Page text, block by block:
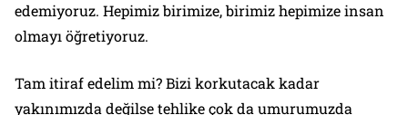
edemiyoruz. Hepimiz birimize, birimiz hepimize insan
olmayı öğretiyoruz.
Tam itiraf edelim mi? Bizi korkutacak kadar
yakınımızda değilse tehlike çok da umurumuzda